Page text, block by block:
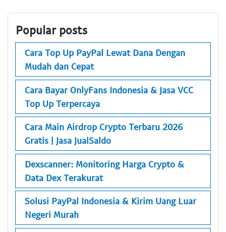
Popular posts
Cara Top Up PayPal Lewat Dana Dengan
Mudah dan Cepat
Cara Bayar OnlyFans Indonesia & Jasa VCC
Top Up Terpercaya
Cara Main Airdrop Crypto Terbaru 2026
Gratis | Jasa JualSaldo
Dexscanner: Monitoring Harga Crypto &
Data Dex Terakurat
Solusi PayPal Indonesia & Kirim Uang Luar
Negeri Murah